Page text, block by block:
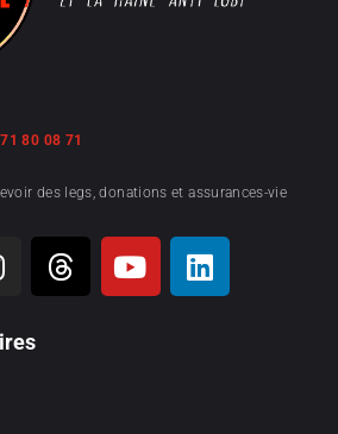
80 08 71
des legs, donations et assurances-vie